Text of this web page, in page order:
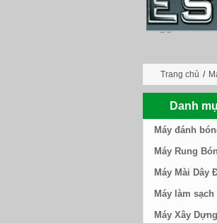
Trang chủ /
Danh
Máy đánh
Máy Rung
Máy Mài Dây
Máy làm
Máy Xây Dựng